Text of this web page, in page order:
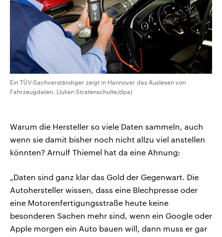
Ein TÜV-Sachverständiger zeigt in Hannover das Auslesen von
Fahrzeugdaten. (Julian Stratenschulte/dpa)
Warum die Hersteller so viele Daten sammeln, auch
wenn sie damit bisher noch nicht allzu viel anstellen
könnten? Arnulf Thiemel hat da eine Ahnung:
„Daten sind ganz klar das Gold der Gegenwart. Die
Autohersteller wissen, dass eine Blechpresse oder
eine Motorenfertigungsstraße heute keine
besonderen Sachen mehr sind, wenn ein Google oder
Apple morgen ein Auto bauen will, dann muss er gar